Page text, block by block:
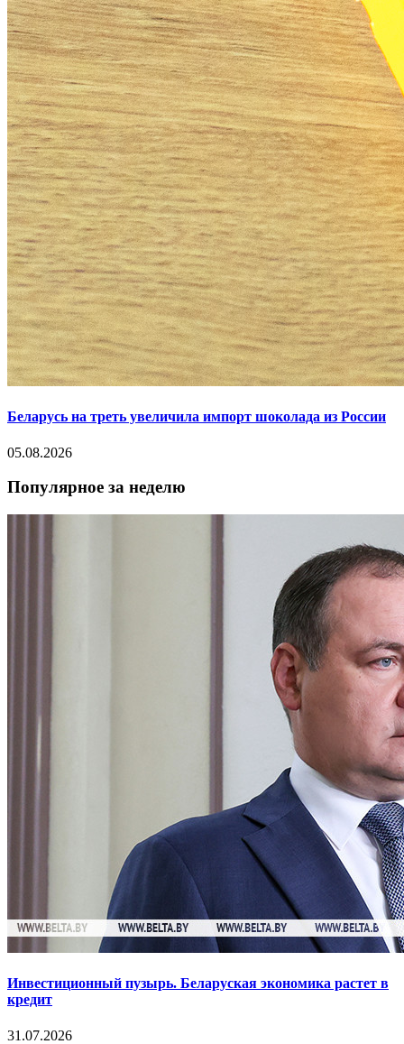
Беларусь на треть увеличила импорт шоколада из России
05.08.2026
Популярное за неделю
Инвестиционный пузырь. Беларуская экономика растет в
кредит
31.07.2026